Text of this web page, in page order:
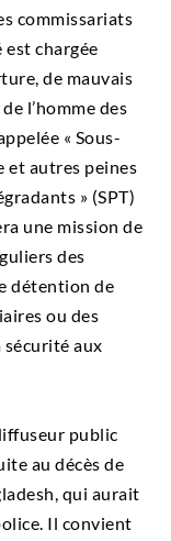
commissariats
est chargée
de mauvais
l’homme des
« Sous-
et autres peines
» (SPT)
une mission de
des
détention de
ou des
aux
public
au décès de
qui aurait
Il convient